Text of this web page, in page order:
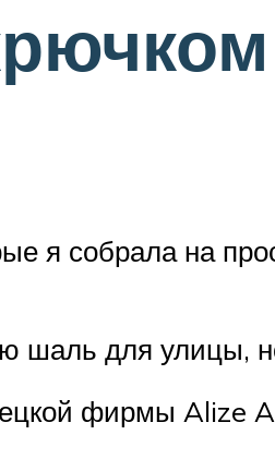
я собрала на
шаль для улицы,
фирмы Alize